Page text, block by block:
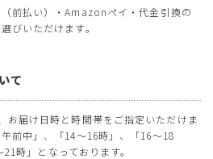
前払い）・Amazonペイ・代金引換の
びいただけます。
て
お届け日時と時間帯をご指定いただけま
前中」、「14～16時」、「16～18
時」となっております。